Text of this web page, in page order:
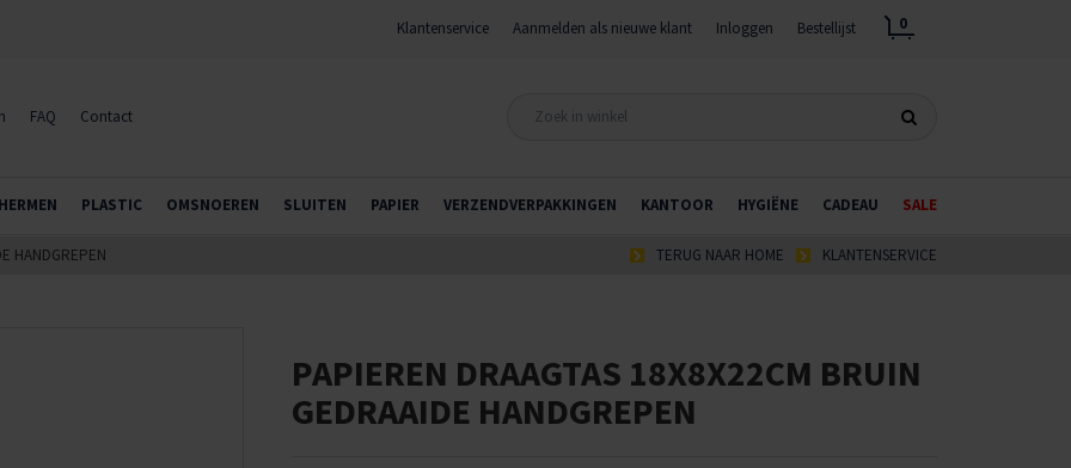
Klantenservice Aanmelden als nieuwe klant Inloggen Bestellijst 0
FAQ Contact
PLASTIC OMSNOEREN SLUITEN PAPIER VERZENDVERPAKKINGEN KANTOOR HYGIËNE CADEAU SALE
HANDGREPEN KLANTENSERVICE
TERUG NAAR HOME
PAPIEREN DRAAGTAS 18X8X22CM BRUIN
GEDRAAIDE HANDGREPEN